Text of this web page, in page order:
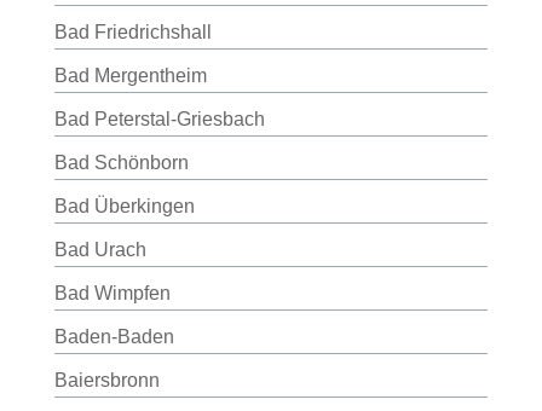
Bad Friedrichshall
Bad Mergentheim
Bad Peterstal-Griesbach
Bad Schönborn
Bad Überkingen
Bad Urach
Bad Wimpfen
Baden-Baden
Baiersbronn